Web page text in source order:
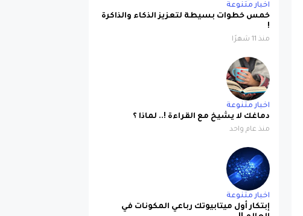
اخبار متنوعة
خمس خطوات بسيطة لتعزيز الذكاء والذاكرة
!
منذ 11 شهرًا
اخبار متنوعة
دماغك لا يشيخ مع القراءة !.. لماذا ؟
منذ عام واحد
اخبار متنوعة
إبتكار أول ميتابيوتك رباعي المكونات في